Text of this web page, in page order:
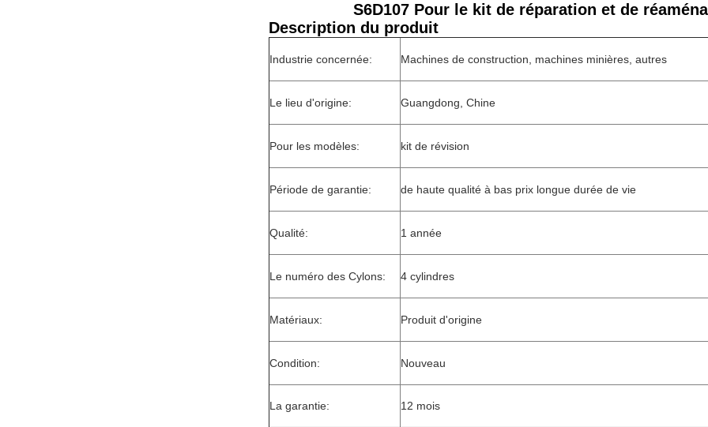
S6D107 Pour le kit de réparation et de
Description du produit
Industrie concernée: Machines de construction, machines minières, autres
Le lieu d'origine: Guangdong, Chine
Pour les modèles: kit de révision
Période de garantie: de haute qualité à bas prix longue durée de vie
Qualité: 1 année
Le numéro des Cylons: 4 cylindres
Matériaux: Produit d'origine
Condition: Nouveau
La garantie: 12 mois